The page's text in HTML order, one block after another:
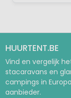
HUURTENT.BE
Vind en vergelijk
stacaravans en
campings in
aanbieder.